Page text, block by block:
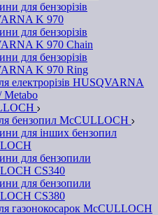
для бензорізів
K 970
для бензорізів
K 970 Chain
для бензорізів
K 970 Ring
електрорізів HUSQVARNA
Metabo
бензопил McCULLOCH
для інших бензопил
для бензопили
CS340
для бензопили
CS380
газонокосарок McCULLOCH